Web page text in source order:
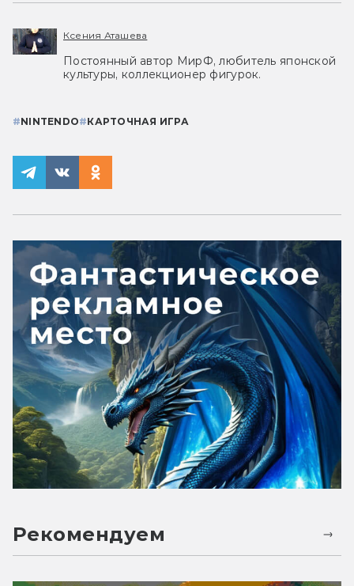
Ксения Аташева
Постоянный автор МирФ, любитель японской
культуры, коллекционер фигурок.
#NINTENDO#КАРТОЧНАЯ ИГРА
Рекомендуем